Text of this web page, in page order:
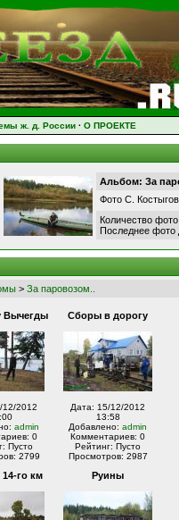
ж. д. России · О ПРОЕКТЕ
Альбом: За
Фото С.
Количество
Последнее фото
> За паровозом..
Вычегды
12/2012
admin
0
Пусто
2799
Сборы в дорогу
Дата: 15/12/2012
13:58
Добавлено: admin
Комментариев: 0
Рейтинг: Пусто
Просмотров: 2987
го км Руины